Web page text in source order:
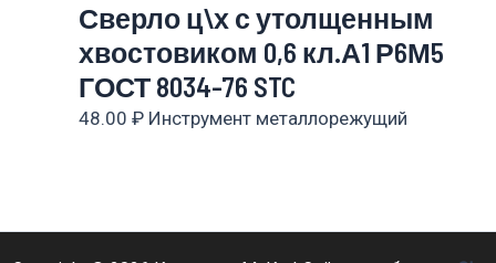
Сверло ц\х с утолщенным
хвостовиком 0,6 кл.А1 Р6М5
ГОСТ 8034-76 STC
48.00 ₽ Инструмент металлорежущий